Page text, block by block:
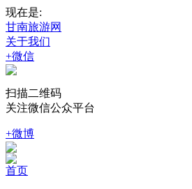
现在是:
甘南旅游网
关于我们
+微信
扫描二维码
关注微信公众平台
+微博
首页